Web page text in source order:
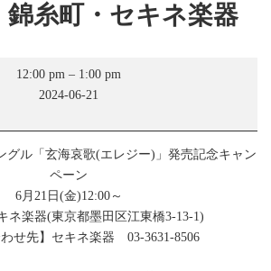
糸町・セキネ楽器
錦
糸
セ
ネ
楽
器
12:00 pm – 1:00 pm
2024-06-21
ル「玄海哀歌(エレジー)」発売記念キャン
ペーン
6月21日(金)12:00～
ネ楽器(東京都墨田区江東橋3-13-1)
わせ先】セキネ楽器 03-3631-8506